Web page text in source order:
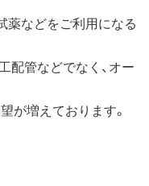
薬などをご利用になる
配管などでなく、オー
が増えております。